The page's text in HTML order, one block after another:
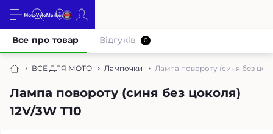
ВСЕ ДЛЯ МОТО Лампочки Лампа повороту (синя без
Лампа повороту (синя без цоколя)
12V/3W T10
Все про товар Відгуків 0